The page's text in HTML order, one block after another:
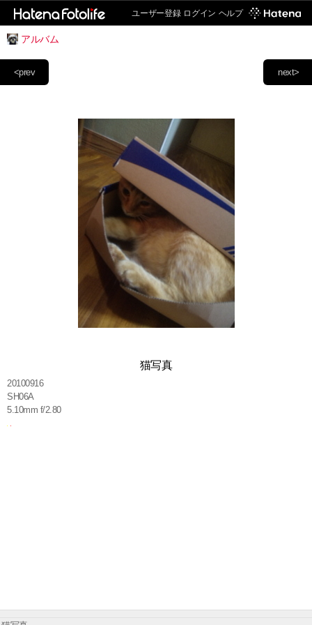
ユーザー登録 ログイン ヘルプ
アルバム
next>
<prev
猫写真
20100916
SH06A
5.10mm f/2.80